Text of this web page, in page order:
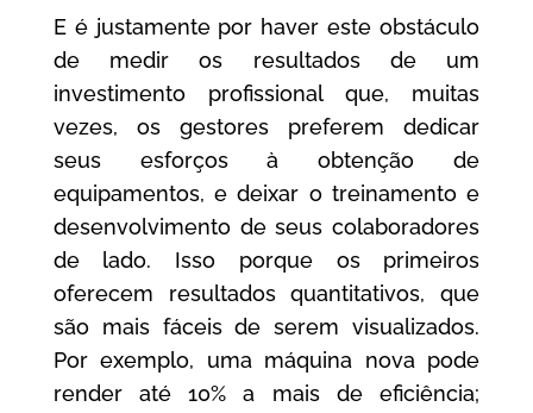
E é justamente por haver este obstáculo
de medir os resultados de um
investimento profissional que, muitas
vezes, os gestores preferem dedicar
seus esforços à obtenção de
equipamentos, e deixar o treinamento e
desenvolvimento de seus colaboradores
de lado. Isso porque os primeiros
oferecem resultados quantitativos, que
são mais fáceis de serem visualizados.
Por exemplo, uma máquina nova pode
render até 10% a mais de eficiência;